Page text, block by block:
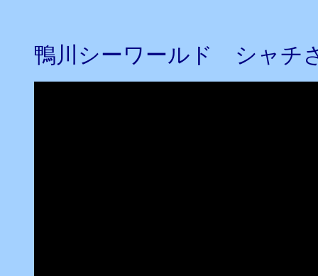
鴨川シーワールド シャチ